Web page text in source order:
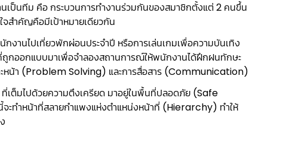
ป็นทีม คือ กระบวนการทำงานร่วมกันของสมาชิกตั้งแต่ 2 คนขึ้น
สำคัญคือมีเป้าหมายเดียวกัน
กงานไปเที่ยวพักผ่อนประจำปี หรือการเล่นเกมเพื่อความบันเทิง
ออกแบบมาเพื่อจำลองสถานการณ์ให้พนักงานได้ฝึกฝนทักษะ
น้า (Problem Solving) และการสื่อสาร (Communication)
เต็มไปด้วยความตึงเครียด มาอยู่ในพื้นที่ปลอดภัย (Safe
ทำหน้าที่สลายกำแพงแห่งตำแหน่งหน้าที่ (Hierarchy) ทำให้